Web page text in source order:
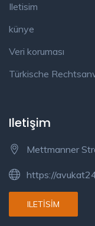
Iletisim
künye
Veri koruması
Türkische
Iletişim
Mettmanner
https://
ILETISIM